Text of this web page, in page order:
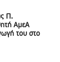
Π.
ΑμεΑ
του στο